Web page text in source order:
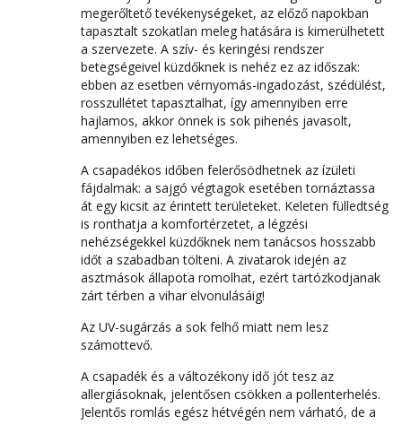
megerőltető tevékenységeket, az előző napokban
tapasztalt szokatlan meleg hatására is kimerülhetett
a szervezete. A szív- és keringési rendszer
betegségeivel küzdőknek is nehéz ez az időszak:
ebben az esetben vérnyomás-ingadozást, szédülést,
rosszullétet tapasztalhat, így amennyiben erre
hajlamos, akkor önnek is sok pihenés javasolt,
amennyiben ez lehetséges.
A csapadékos időben felerősödhetnek az ízületi
fájdalmak: a sajgó végtagok esetében tornáztassa
át egy kicsit az érintett területeket. Keleten fülledtség
is ronthatja a komfortérzetet, a légzési
nehézségekkel küzdőknek nem tanácsos hosszabb
időt a szabadban tölteni. A zivatarok idején az
asztmások állapota romolhat, ezért tartózkodjanak
zárt térben a vihar elvonulásáig!
Az UV-sugárzás a sok felhő miatt nem lesz
számottevő.
A csapadék és a változékony idő jót tesz az
allergiásoknak, jelentősen csökken a pollenterhelés.
Jelentős romlás egész hétvégén nem várható, de a